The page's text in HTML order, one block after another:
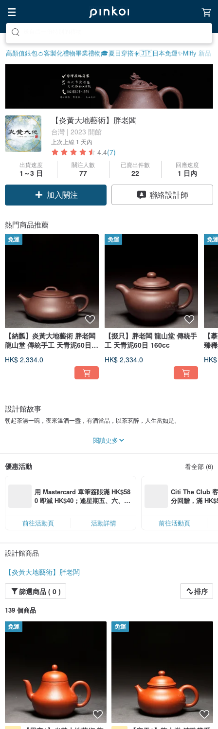
高顏值銀包👛客製化禮物畢業禮物🎓夏日穿搭☀️🇯🇵日本免運✨Miffy 新品
【炎黃大地藝術】胖老闆
台灣 | 2023 開館
上次上線 1 天內
4.4(7)
出貨速度
1～3 日
關注人數
77
已賣出件數
22
回應速度
1 日內
加入關注 聯絡設計師
熱門商品推薦
免運
【納瓢】炎黃大地藝術 胖老闆
龍山堂 傳統手工 天青泥60目
HK$ 2,334.0
免運
【掇只】胖老闆 龍山堂 傳統手
工 天青泥60目 160cc
HK$ 2,334.0
免
【
臻
設計館故事
朝起茶湯一碗，夜來溫酒一盞，有酒當品，以茶茗醉，人生當如是。
民國60年代，鶯歌在地工藝師王火土成立「金宏興陶瓷企業社」，發展精緻的陶
茶器具中，秉持用好壺品好茶的初衷，創立「炎黃大地藝術」。
橫跨臺灣鶯歌與中國宜興兩處制陶工藝重鎮，胖老闆走訪丁山鎮泥料各大廠，取
料合作自無錫市文化類科普教育基地的泥料場，堅持好的泥料與手工製程，嚴格
拒絕使用化學調和泥料。
作，精揉各家專長與鶯歌在地手拉坏工藝，在紫砂壺傳統底蘊中融會工法的創
新。純粹的礦土與茶湯交融，才能喝出茶的醇厚與品質的安心。
個性瀟灑的胖老闆注重於保健養生、喜以茶酒會友，致力於傳統海峽兩岸工藝的
紫砂壺為本，呈現釉彩塗繪、文字篆刻之美，每支紫砂壺的圖樣絕一僅有。
【匠心之致．靜待有緣人】
坐落於鶯歌小鎮的炎黃大地藝術將籌備新的展示空間，屆時由胖老闆沏以溫茶，
邀您親自來品茗賞壺。
閱讀更多
優惠活動 看全部 (6)
用 Mastercard 單筆簽賬滿 HK$58
0 即減 HK$40；逢星期五、六、日
限，額滿即止，僅限「常用信用
卡」結帳）
前往活動頁 活動詳情
Citi The Club
分回贈，滿
前往活動頁
設計館商品
【炎黃大地藝術】胖老闆
篩選商品 ( 0 )
排序
139 個商品
免運 免運